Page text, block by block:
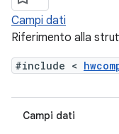
Campi dati
Riferimento alla
#include <
Campi dati